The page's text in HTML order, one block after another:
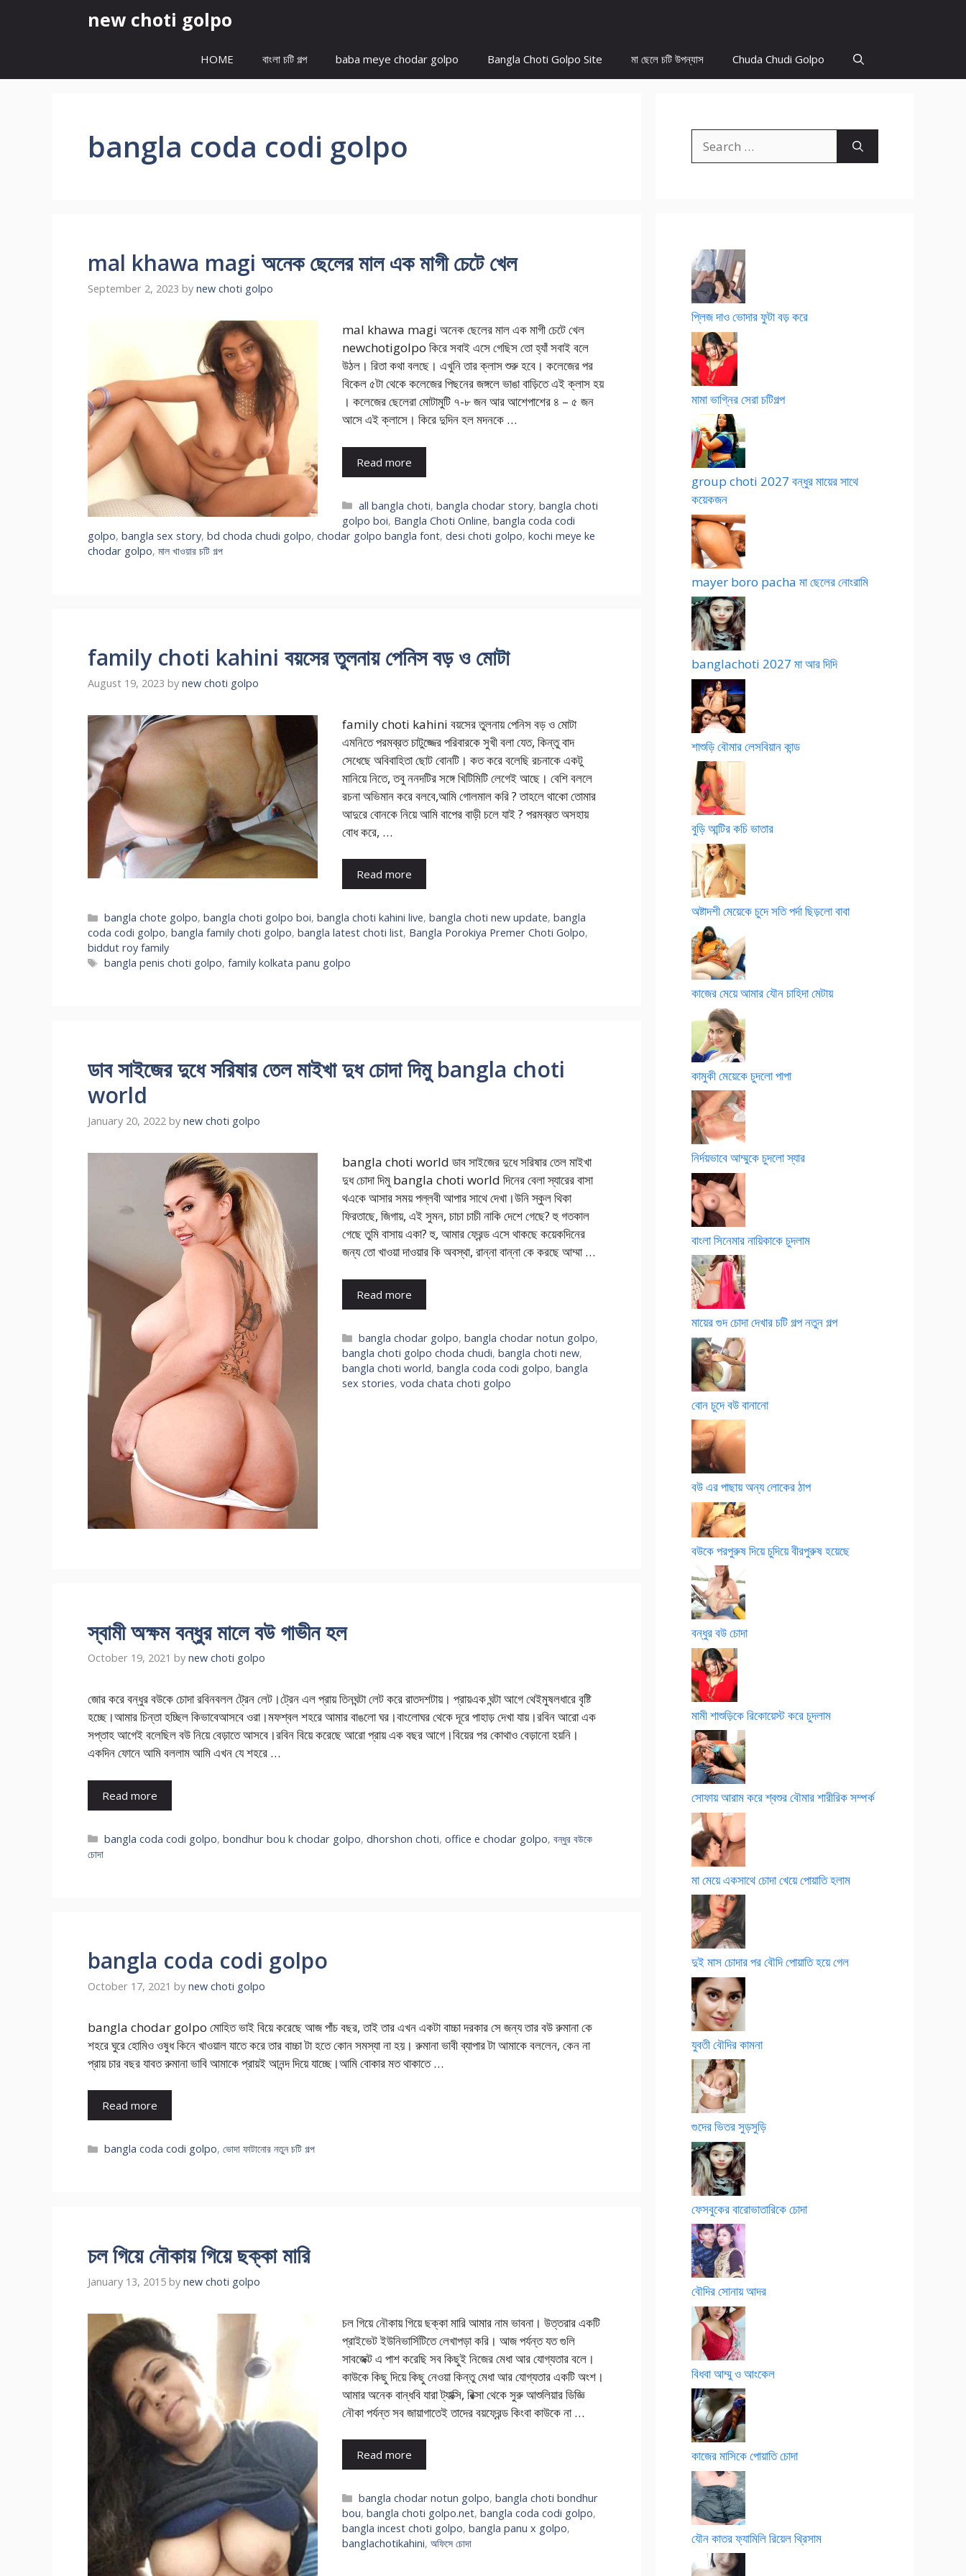
new choti golpo
HOME বাংলা চটি গল্প baba meye chodar golpo Bangla Choti Golpo Site মা ছেলে চটি উপন্যাস Chuda Chudi Golpo
bangla coda codi golpo
mal khawa magi অনেক ছেলের মাল এক মাগী চেটে খেল
September 2, 2023 by new choti golpo
mal khawa magi অনেক ছেলের মাল এক মাগী চেটে খেল
newchotigolpo কিরে সবাই এসে গেছিস তো হ্যাঁ সবাই বলে
উঠল। রিতা কথা বলছে। এখুনি তার ক্লাস শুরু হবে। কলেজের পর
বিকেল ৫টা থেকে কলেজের পিছনের জঙ্গলে ভাঙা বাড়িতে এই ক্লাস হয়
। কলেজের ছেলেরা মোটামুটি ৭-৮ জন আর আশেপাশের ৪ – ৫ জন
আসে এই ক্লাসে। কিরে দুদিন হল মদনকে …
Read more
Categories
all bangla choti,bangla chodar story,bangla choti
golpo boi, Bangla Choti Online, bangla coda codi
golpo, bangla sex story, bd choda chudi golpo, chodar golpo bangla font, desi choti golpo, kochi meye ke
chodar golpo, মাল খাওয়ার চটি গল্প
family choti kahini বয়সের তুলনায় পেনিস বড় ও মোটা
August 19, 2023 by new choti golpo
family choti kahini বয়সের তুলনায় পেনিস বড় ও মোটা
এমনিতে পরমব্রত চাটুজ্জের পরিবারকে সুখী বলা যেত, কিন্তু বাদ
সেধেছে অবিবাহিতা ছোট বোনটি। কত করে বলেছি রচনাকে একটু
মানিয়ে নিতে, তবু ননদটির সঙ্গে খিটিমিটি লেগেই আছে। বেশি বললে
রচনা অভিমান করে বলবে,আমি গোলমাল করি ? তাহলে থাকো তোমার
আদুরে বোনকে নিয়ে আমি বাপের বাড়ী চলে যাই ? পরমব্রত অসহায়
বোধ করে, …
Read more
Categories
bangla chote golpo,bangla choti golpo boi,bangla choti kahini live,bangla choti new update,bangla
coda codi golpo, bangla family choti golpo, bangla latest choti list, Bangla Porokiya Premer Choti Golpo,
biddut roy family
Tags
bangla penis choti golpo,family kolkata panu golpo
ডাব সাইজের দুধে সরিষার তেল মাইখা দুধ চোদা দিমু bangla choti
world
January 20, 2022 by new choti golpo
bangla choti world ডাব সাইজের দুধে সরিষার তেল মাইখা
দুধ চোদা দিমু bangla choti world দিনের বেলা স্যারের বাসা
থএকে আসার সময় পল্লবী আপার সাথে দেখা।উনি স্কুল থিকা
ফিরতাছে, জিগায়, এই সুমন, চাচা চাচী নাকি দেশে গেছে? হু গতকাল
গেছে তুমি বাসায় একা? হু, আমার ফ্রেন্ড এসে থাকছে কয়েকদিনের
জন্য তো খাওয়া দাওয়ার কি অবস্থা, রান্না বান্না কে করছে আম্মা …
Read more
Categories
bangla chodar golpo,bangla chodar notun golpo,
bangla choti golpo choda chudi, bangla choti new,
bangla choti world, bangla coda codi golpo, bangla
sex stories, voda chata choti golpo
স্বামী অক্ষম বন্ধুর মালে বউ গাভীন হল
October 19, 2021 by new choti golpo
জোর করে বন্ধুর বউকে চোদা রবিনবলল ট্রেন লেট।ট্রেন এল প্রায় তিনঘন্টা লেট করে রাতদশটায়। প্রায়এক ঘন্টা আগে থেইমুষলধারে বৃষ্টি
হচ্ছে।আমার চিন্তা হচ্ছিল কিভাবেআসবে ওরা।মফশ্বল শহরে আমার বাঙলো ঘর।বাংলোঘর থেকে দূরে পাহাড় দেখা যায়।রবিন আরো এক
সপ্তাহ আগেই বলেছিল বউ নিয়ে বেড়াতে আসবে।রবিন বিয়ে করেছে আরো প্রায় এক বছর আগে।বিয়ের পর কোথাও বেড়ানো হয়নি।
একদিন ফোনে আমি বললাম আমি এখন যে শহরে …
Read more
Categories
bangla coda codi golpo,bondhur bou k chodar golpo,dhorshon choti,office e chodar golpo,বন্ধুর বউকে
চোদা
bangla coda codi golpo
October 17, 2021 by new choti golpo
bangla chodar golpo মোহিত ভাই বিয়ে করেছে আজ পাঁচ বছর, তাই তার এখন একটা বাচ্চা দরকার সে জন্য তার বউ রুমানা কে
শহরে ঘুরে হোমিও ওষুধ কিনে খাওয়াল যাতে করে তার বাচ্চা টা হতে কোন সমস্যা না হয়। রুমানা ভাবী ব্যাপার টা আমাকে বললেন, কেন না
প্রায় চার বছর যাবত রুমানা ভাবি আমাকে প্রায়ই আনন্দ দিয়ে যাচ্ছে।আমি বোকার মত থাকাতে …
Read more
Categories
bangla coda codi golpo,ভোদা ফাটানোর নতুন চটি গল্প
চল গিয়ে নৌকায় গিয়ে ছক্কা মারি
January 13, 2015 by new choti golpo
চল গিয়ে নৌকায় গিয়ে ছক্কা মারি আমার নাম ভাবনা। উত্তরার একটি
প্রাইভেট ইউনিভার্সিটিতে লেখাপড়া করি। আজ পর্যন্ত যত গুলি
সাবজেক্ট এ পাশ করেছি সব কিছুই নিজের মেধা আর যোগ্যতার বলে।
কাউকে কিছু দিয়ে কিছু নেওয়া কিন্তু মেধা আর যোগ্যতার একটি অংশ।
আমার অনেক বান্ধবি যারা ট্যাক্সি, রিক্সা থেকে সুরু আশুলিয়ার ডিজ্ঞি
নৌকা পর্যন্ত সব জায়াগাতেই তাদের বয়ফ্রেন্ড কিংবা কাউকে না …
Read more
Categories
bangla chodar notun golpo,bangla choti bondhur
bou, bangla choti golpo.net, bangla coda codi golpo,
bangla incest choti golpo, bangla panu x golpo,
banglachotikahini, অফিসে চোদা
for:
প্লিজ দাও ভোদার ফুটা বড় করে
মামা ভাগ্নির সেরা চটিগল্প
group choti 2027 বন্ধুর মায়ের সাথে
কয়েকজন
mayer boro pacha মা ছেলের নোংরামি
banglachoti 2027 মা আর দিদি
শাশুড়ি বৌমার লেসবিয়ান কান্ড
বুড়ি আন্টির কচি ভাতার
অষ্টাদশী মেয়েকে চুদে সতি পর্দা ছিড়লো বাবা
কাজের মেয়ে আমার যৌন চাহিদা মেটায়
কামুকী মেয়েকে চুদলো পাপা
নির্দয়ভাবে আম্মুকে চুদলো স্যার
বাংলা সিনেমার নায়িকাকে চুদলাম
মায়ের গুদ চোদা দেখার চটি গল্প নতুন গল্প
বোন চুদে বউ বানানো
বউ এর পাছায় অন্য লোকের ঠাপ
বউকে পরপুরুষ দিয়ে চুদিয়ে বীরপুরুষ হয়েছে
বন্ধুর বউ চোদা
মামী শাশুড়িকে রিকোয়েস্ট করে চুদলাম
সোফায় আরাম করে শ্বশুর বৌমার শারীরিক সম্পর্ক
মা মেয়ে একসাথে চোদা খেয়ে পোয়াতি হলাম
দুই মাস চোদার পর বৌদি পোয়াতি হয়ে গেল
যুবতী বৌদির কামনা
গুদের ভিতর সুড়সুড়ি
ফেসবুকের বারোভাতারিকে চোদা
বৌদির সোনায় আদর
বিধবা আম্মু ও আংকেল
কাজের মাসিকে পোয়াতি চোদা
যৌন কাতর ফ্যামিলি রিয়েল থ্রিসাম